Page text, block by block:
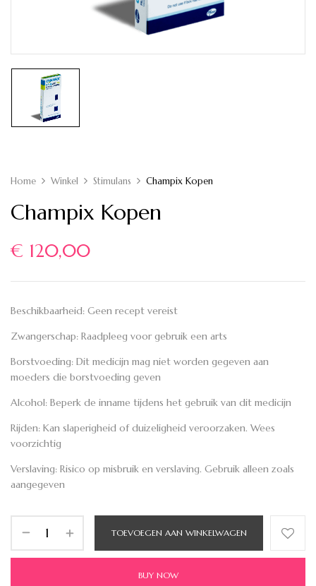
Home Winkel Stimulans Champix Kopen
Champix Kopen
€ 120,00
Beschikbaarheid: Geen recept vereist
Zwangerschap: Raadpleeg voor gebruik een arts
Borstvoeding: Dit medicijn mag niet worden gegeven aan
moeders die borstvoeding geven
Alcohol: Beperk de inname tijdens het gebruik van dit medicijn
Rijden: Kan slaperigheid of duizeligheid veroorzaken. Wees
voorzichtig
Verslaving: Risico op misbruik en verslaving. Gebruik alleen zoals
aangegeven
TOEVOEGEN AAN WINKELWAGEN
BUY NOW